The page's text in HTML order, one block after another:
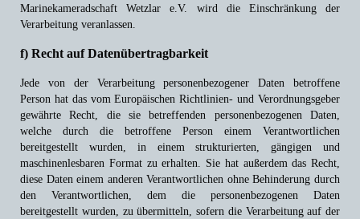
Marinekameradschaft Wetzlar e.V. wird die Einschränkung der
Verarbeitung veranlassen.
f) Recht auf Datenübertragbarkeit
Jede von der Verarbeitung personenbezogener Daten betroffene
Person hat das vom Europäischen Richtlinien- und Verordnungsgeber
gewährte Recht, die sie betreffenden personenbezogenen Daten,
welche durch die betroffene Person einem Verantwortlichen
bereitgestellt wurden, in einem strukturierten, gängigen und
maschinenlesbaren Format zu erhalten. Sie hat außerdem das Recht,
diese Daten einem anderen Verantwortlichen ohne Behinderung durch
den Verantwortlichen, dem die personenbezogenen Daten
bereitgestellt wurden, zu übermitteln, sofern die Verarbeitung auf der